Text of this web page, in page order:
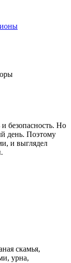
безопасность. Но
день. Поэтому
и выглядел